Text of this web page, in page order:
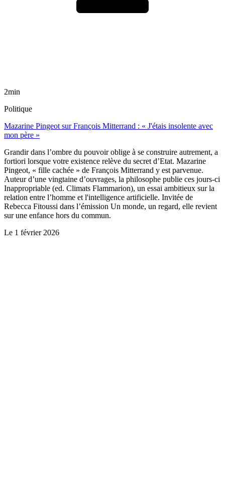
2min
Politique
Mazarine Pingeot sur François Mitterrand : « J'étais insolente avec
mon père »
Grandir dans l’ombre du pouvoir oblige à se construire autrement, a
fortiori lorsque votre existence relève du secret d’Etat. Mazarine
Pingeot, « fille cachée » de François Mitterrand y est parvenue.
Auteur d’une vingtaine d’ouvrages, la philosophe publie ces jours-ci
Inappropriable (ed. Climats Flammarion), un essai ambitieux sur la
relation entre l’homme et l'intelligence artificielle. Invitée de
Rebecca Fitoussi dans l’émission Un monde, un regard, elle revient
sur une enfance hors du commun.
Le 1 février 2026